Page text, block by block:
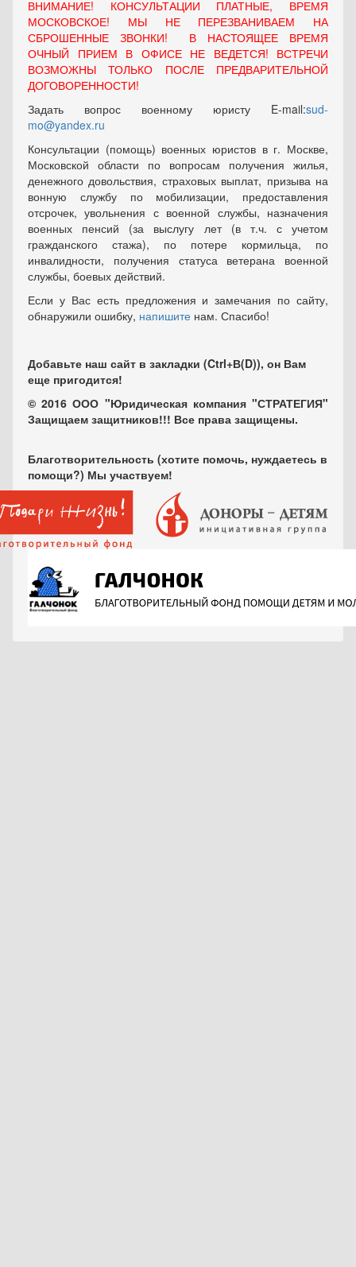
ВНИМАНИЕ! КОНСУЛЬТАЦИИ ПЛАТНЫЕ, ВРЕМЯ
МОСКОВСКОЕ! МЫ НЕ ПЕРЕЗВАНИВАЕМ НА
СБРОШЕННЫЕ ЗВОНКИ! В НАСТОЯЩЕЕ ВРЕМЯ
ОЧНЫЙ ПРИЕМ В ОФИСЕ НЕ ВЕДЕТСЯ! ВСТРЕЧИ
ВОЗМОЖНЫ ТОЛЬКО ПОСЛЕ ПРЕДВАРИТЕЛЬНОЙ
ДОГОВОРЕННОСТИ!
Задать вопрос военному юристу E-mail:sud-
mo@yandex.ru
Консультации (помощь) военных юристов в г. Москве,
Московской области по вопросам получения жилья,
денежного довольствия, страховых выплат, призыва на
вонную службу по мобилизации, предоставления
отсрочек, увольнения с военной службы, назначения
военных пенсий (за выслугу лет (в т.ч. с учетом
гражданского стажа), по потере кормильца, по
инвалидности, получения статуса ветерана военной
службы, боевых действий.
Если у Вас есть предложения и замечания по сайту,
обнаружили ошибку, напишите нам. Спасибо!
Добавьте наш сайт в закладки (Ctrl+В(D)), он Вам
еще пригодится!
© 2016 ООО "Юридическая компания "СТРАТЕГИЯ"
Защищаем защитников!!! Все права защищены.
Благотворительность (хотите помочь, нуждаетесь в
помощи?) Мы участвуем!